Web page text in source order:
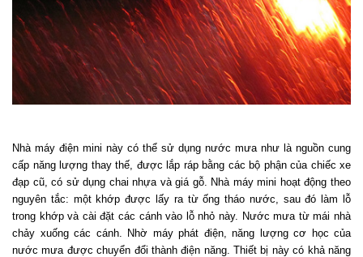
Nhà máy điện mini này có thể sử dụng nước mưa như là nguồn cung
cấp năng lượng thay thế, được lắp ráp bằng các bộ phận của chiếc xe
đạp cũ, có sử dụng chai nhựa và giá gỗ. Nhà máy mini hoạt động theo
nguyên tắc: một khớp được lấy ra từ ống tháo nước, sau đó làm lỗ
trong khớp và cài đặt các cánh vào lỗ nhỏ này. Nước mưa từ mái nhà
chảy xuống các cánh. Nhờ máy phát điện, năng lượng cơ học của
nước mưa được chuyển đổi thành điện năng. Thiết bị này có khả năng